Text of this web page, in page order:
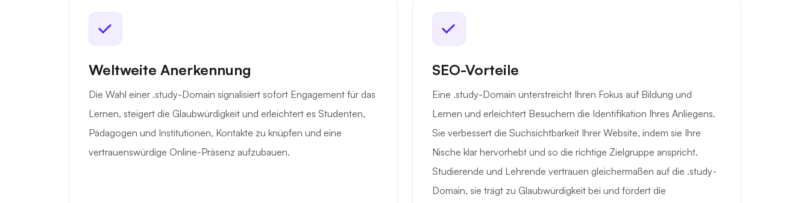
Weltweite Anerkennung
Die Wahl einer .study-Domain signalisiert sofort Engagement für das
Lernen, steigert die Glaubwürdigkeit und erleichtert es Studenten,
Pädagogen und Institutionen, Kontakte zu knüpfen und eine
vertrauenswürdige Online-Präsenz aufzubauen.
SEO-Vorteile
Eine .study-Domain unterstreicht Ihren Fokus auf Bildung und
Lernen und erleichtert Besuchern die Identifikation Ihres Anliegens.
Sie verbessert die Suchsichtbarkeit Ihrer Website, indem sie Ihre
Nische klar hervorhebt und so die richtige Zielgruppe anspricht.
Studierende und Lehrende vertrauen gleichermaßen auf die .study-
Domain, sie trägt zu Glaubwürdigkeit bei und fördert die